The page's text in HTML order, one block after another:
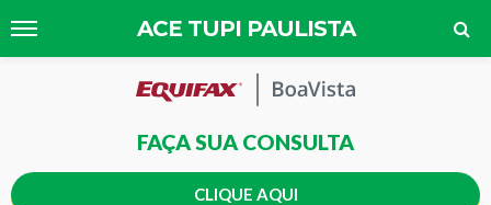
ACE TUPI PAULISTA
FAÇA SUA CONSULTA
CLIQUE AQUI